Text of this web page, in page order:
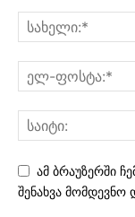
ამ ბრაუზერში
შენახვა